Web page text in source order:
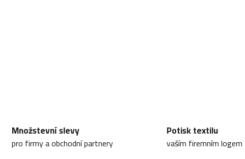
k
y
Množstevní slevy
pro firmy a obchodní partnery
Potisk textilu
vaším firemním logem